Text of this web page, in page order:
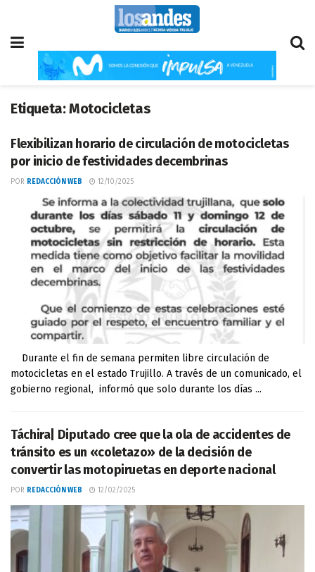
Etiqueta:Motocicletas
Flexibilizan horario de circulación de motocicletas
por inicio de festividades decembrinas
POR REDACCIÓN WEB 12/10/2025
Durante el fin de semana permiten libre circulación de
motocicletas en el estado Trujillo. A través de un comunicado, el
gobierno regional, informó que solo durante los días ...
Táchira| Diputado cree que la ola de accidentes de
tránsito es un «coletazo» de la decisión de
convertir las motopiruetas en deporte nacional
POR REDACCIÓN WEB 12/02/2025